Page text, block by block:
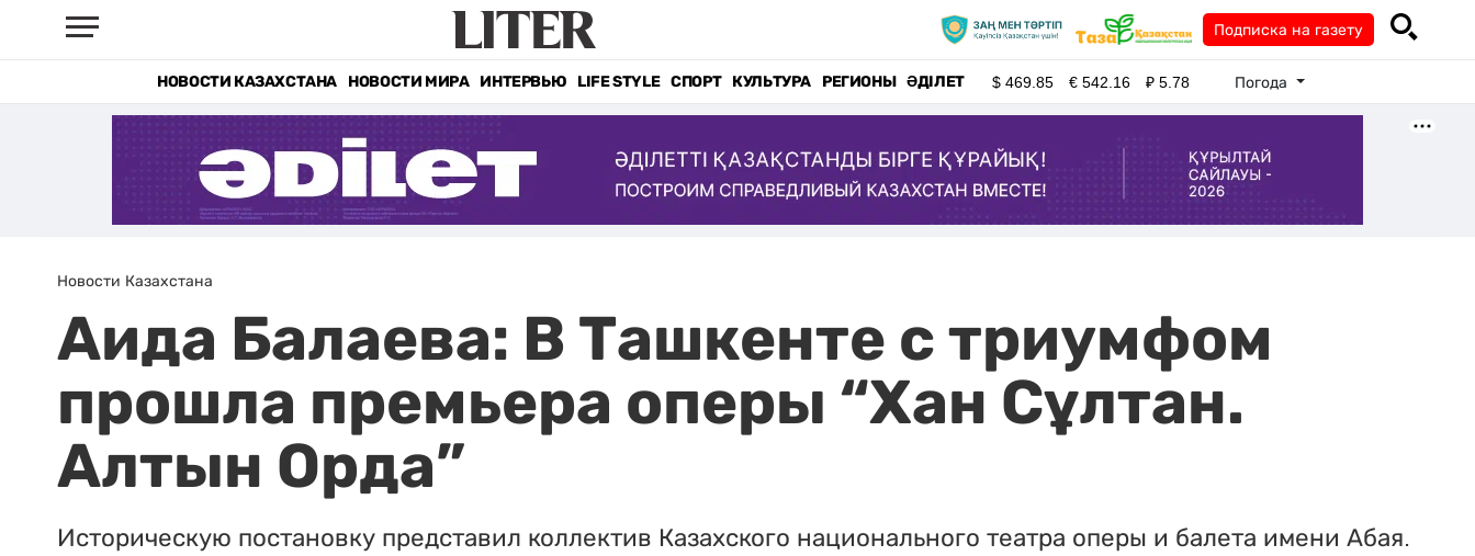
Подписка на газету
НОВОСТИ КАЗАХСТАНА НОВОСТИ МИРА ИНТЕРВЬЮ LIFE STYLE СПОРТ КУЛЬТУРА РЕГИОНЫ ӘДІЛЕТ $469.85 €542.16 ₽5.78 Погода
Новости Казахстана
Аида Балаева: В Ташкенте с триумфом
прошла премьера оперы “Хан Сұлтан.
Алтын Орда”
Историческую постановку представил коллектив Казахского национального театра оперы и балета имени Абая.